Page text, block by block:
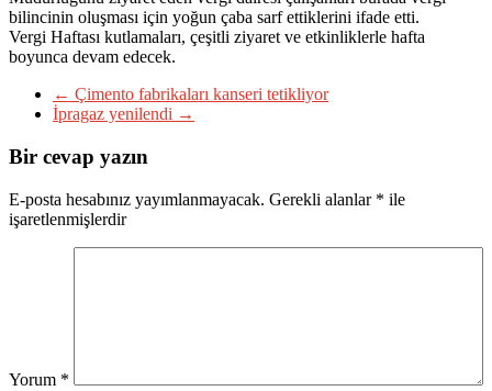
bilincinin oluşması için yoğun çaba sarf ettiklerini ifade etti.
Vergi Haftası kutlamaları, çeşitli ziyaret ve etkinliklerle hafta
boyunca devam edecek.
← Çimento fabrikaları kanseri tetikliyor
İpragaz yenilendi →
Bir cevap yazın
E-posta hesabınız yayımlanmayacak. Gerekli alanlar * ile
işaretlenmişlerdir
Yorum *